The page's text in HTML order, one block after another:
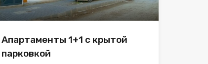
Апартаменты 1+1 с крытой
парковкой